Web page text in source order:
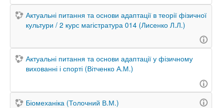
Актуальні питання та основи адаптації в теорії фізичної
культури / 2 курс магістратура 014 (Лисенко Л.Л.)
Актуальні питання та основи адаптації у фізичному
вихованні і спорті (Вітченко А.М.)
Біомеханіка (Толочний В.М.)